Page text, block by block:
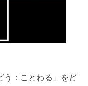
：ことわる」をど